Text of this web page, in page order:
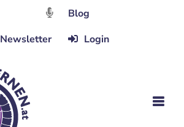
Blog
Newsletter
Login